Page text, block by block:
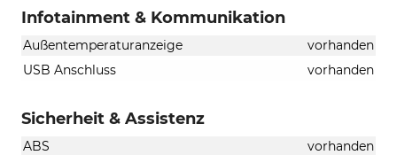
Infotainment & Kommunikation
Außentemperaturanzeige
vorhanden
USB Anschluss
vorhanden
Sicherheit & Assistenz
ABS
vorhanden